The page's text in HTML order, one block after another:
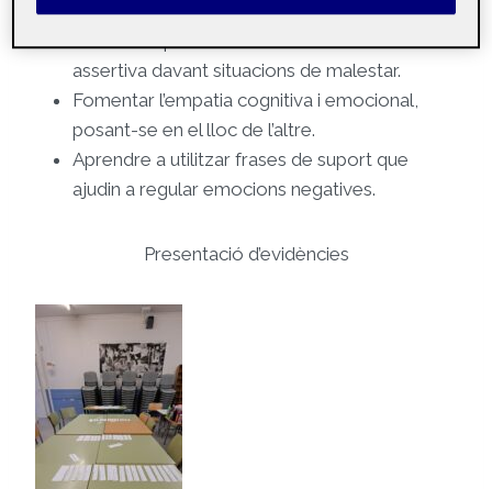
Desenvolupar la comunicació emocional
assertiva davant situacions de malestar.
Fomentar l’empatia cognitiva i emocional,
posant-se en el lloc de l’altre.
Aprendre a utilitzar frases de suport que
ajudin a regular emocions negatives.
Presentació d’evidències